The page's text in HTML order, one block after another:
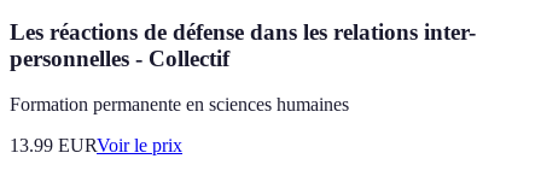
Les réactions de défense dans les relations inter-
personnelles - Collectif
Formation permanente en sciences humaines
13.99 EURVoir le prix